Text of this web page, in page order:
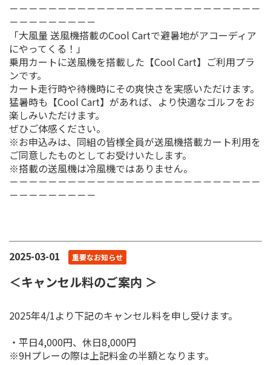
－－－－－－－－－－－－－－－－－－－－－－－－－－
－－－－－－－－－
「大風量 送風機搭載のCool Cartで避暑地がアコーディア
にやってくる！」
乗用カートに送風機を搭載した【Cool Cart】ご利用プラ
ンです。
カート走行時や待機時にその爽快さを実感いただけます。
猛暑時も【Cool Cart】があれば、より快適なゴルフをお
楽しみいただけます。
ぜひご体感ください。
※お申込みは、同組の皆様全員が送風機搭載カート利用を
ご同意したものとしてお受けいたします。
※搭載の送風機は冷風機ではありません。
－－－－－－－－－－－－－－－－－－－－－－－－－－
－－－－－－－－－
2025-03-01 重要なお知らせ
＜キャンセル料のご案内 ＞
2025年4/1より下記のキャンセル料を申し受けます。
・平日4,000円、休日8,000円
※9Hプレーの際は上記料金の半額となります。